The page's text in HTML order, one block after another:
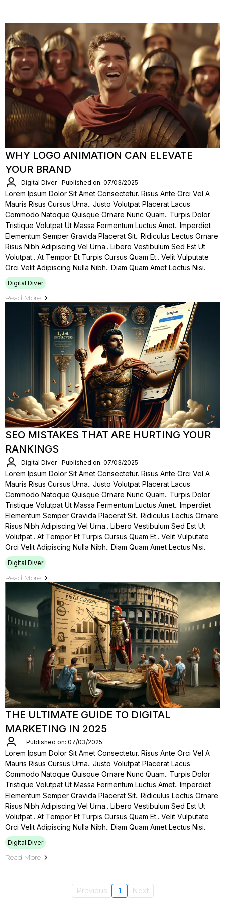
WHY LOGO ANIMATION CAN ELEVATE
YOUR BRAND
Digital Diver Published on: 07/03/2025
Lorem Ipsum Dolor Sit Amet Consectetur. Risus Ante Orci Vel A
Mauris Risus Cursus Urna.. Justo Volutpat Placerat Lacus
Commodo Natoque Quisque Ornare Nunc Quam.. Turpis Dolor
Tristique Volutpat Ut Massa Fermentum Luctus Amet.. Imperdiet
Elementum Semper Gravida Placerat Sit.. Ridiculus Lectus Ornare
Risus Nibh Adipiscing Vel Urna.. Libero Vestibulum Sed Est Ut
Volutpat.. At Tempor Et Turpis Cursus Quam Et.. Velit Vulputate
Orci Velit Adipiscing Nulla Nibh.. Diam Quam Amet Lectus Nisi.
Digital Diver
Read More
SEO MISTAKES THAT ARE HURTING YOUR
RANKINGS
Digital Diver Published on: 07/03/2025
Lorem Ipsum Dolor Sit Amet Consectetur. Risus Ante Orci Vel A
Mauris Risus Cursus Urna.. Justo Volutpat Placerat Lacus
Commodo Natoque Quisque Ornare Nunc Quam.. Turpis Dolor
Tristique Volutpat Ut Massa Fermentum Luctus Amet.. Imperdiet
Elementum Semper Gravida Placerat Sit.. Ridiculus Lectus Ornare
Risus Nibh Adipiscing Vel Urna.. Libero Vestibulum Sed Est Ut
Volutpat.. At Tempor Et Turpis Cursus Quam Et.. Velit Vulputate
Orci Velit Adipiscing Nulla Nibh.. Diam Quam Amet Lectus Nisi.
Digital Diver
Read More
THE ULTIMATE GUIDE TO DIGITAL
MARKETING IN 2025
Published on: 07/03/2025
Lorem Ipsum Dolor Sit Amet Consectetur. Risus Ante Orci Vel A
Mauris Risus Cursus Urna.. Justo Volutpat Placerat Lacus
Commodo Natoque Quisque Ornare Nunc Quam.. Turpis Dolor
Tristique Volutpat Ut Massa Fermentum Luctus Amet.. Imperdiet
Elementum Semper Gravida Placerat Sit.. Ridiculus Lectus Ornare
Risus Nibh Adipiscing Vel Urna.. Libero Vestibulum Sed Est Ut
Volutpat.. At Tempor Et Turpis Cursus Quam Et.. Velit Vulputate
Orci Velit Adipiscing Nulla Nibh.. Diam Quam Amet Lectus Nisi.
Digital Diver
Read More
Previous 1 Next